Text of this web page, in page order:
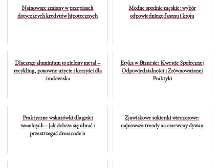
Najnowsze zmiany w przepisach
dotyczących kredytów hipotecznych
Modne spodnie męskie: wybór
odpowiedniego fasonu i kroju
Dlaczego aluminium to zielony metal –
recykling, ponowne użycie i korzyści dla
środowiska
Etyka w Biznesie: Kwestie Społecznej
Odpowiedzialności i Zrównoważonej
Praktyki
Praktyczne wskazówki dla gości
weselnych – jak dobrze się ubrać i
przestrzegać dress code'u
Zjawiskowe sukienki wieczorowe:
najnowsze trendy na czerwony dywan